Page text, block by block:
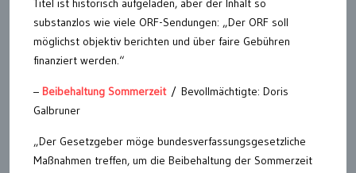
Titel ist historisch aufgeladen, aber der Inhalt so
substanzlos wie viele ORF-Sendungen: „Der ORF soll
möglichst objektiv berichten und über faire Gebühren
finanziert werden.“
– Beibehaltung Sommerzeit / Bevollmächtigte: Doris
Galbruner
„Der Gesetzgeber möge bundesverfassungsgesetzliche
Maßnahmen treffen, um die Beibehaltung der Sommerzeit